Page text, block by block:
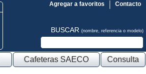
Contacto
Agregar a favoritos
BUSCAR (nombre, referencia o modelo)
Cafeteras SAECO Consulta